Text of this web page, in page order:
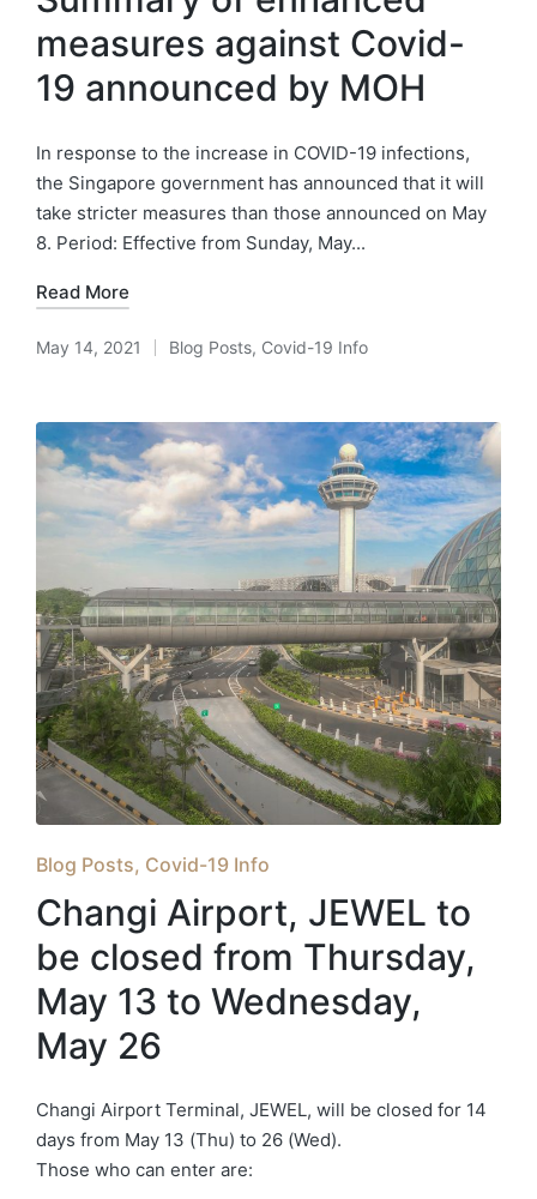
measures against Covid-
19 announced by MOH
In response to the increase in COVID-19 infections,
the Singapore government has announced that it will
take stricter measures than those announced on May
8. Period: Effective from Sunday, May...
Read More
May 14, 2021
Posted
Blog Posts, Covid-19 Info
Posted
in
Blog Posts Covid-19 Info
Changi Airport, JEWEL to
be closed from Thursday,
May 13 to Wednesday,
May 26
Changi Airport Terminal, JEWEL, will be closed for 14
days from May 13 (Thu) to 26 (Wed).
Those who can enter are: